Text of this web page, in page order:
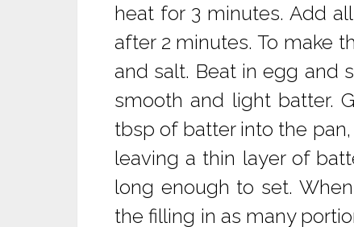
heat for 3 minutes. Add
after 2 minutes. To make
and salt. Beat in egg and
smooth and light batter.
tbsp of batter into the
leaving a thin layer of
long enough to set.
the filling in as many